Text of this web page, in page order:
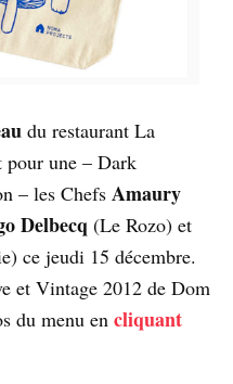
du restaurant La
pour une – Dark
– les Chefs Amaury
Delbecq (Le Rozo) et
ce jeudi 15 décembre.
et Vintage 2012 de Dom
du menu en cliquant